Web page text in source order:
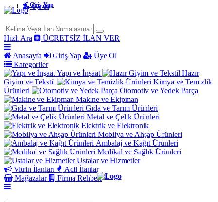
Üye Ol
Giriş Yap
Hızlı Ara ÜCRETSİZ İLAN VER
Anasayfa Giriş Yap
Üye Ol
Kategoriler
Yapı ve İnşaat
Hazır
Giyim ve Tekstil
Kimya ve Temizlik
Ürünleri
Otomotiv ve Yedek Parça
Makine ve Ekipman
Gıda ve Tarım Ürünleri
Metal ve Çelik Ürünleri
Elektrik ve Elektronik
Mobilya ve Ahşap Ürünleri
Ambalaj ve Kağıt Ürünleri
Medikal ve Sağlık Ürünleri
Ustalar ve Hizmetler
Vitrin İlanları
Acil İlanlar
Mağazalar
Firma Rehberi